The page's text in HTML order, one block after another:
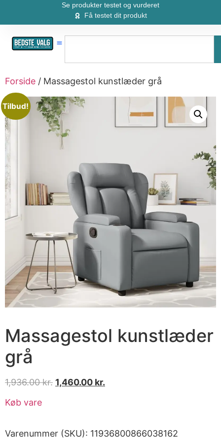
Se produkter testet og vurderet
Få testet dit produkt
Forside / Massagestol kunstlæder grå
Tilbud!
Massagestol kunstlæder
grå
1,936.00kr. 1,460.00 kr.
Køb vare
Varenummer (SKU): 11936800866038162